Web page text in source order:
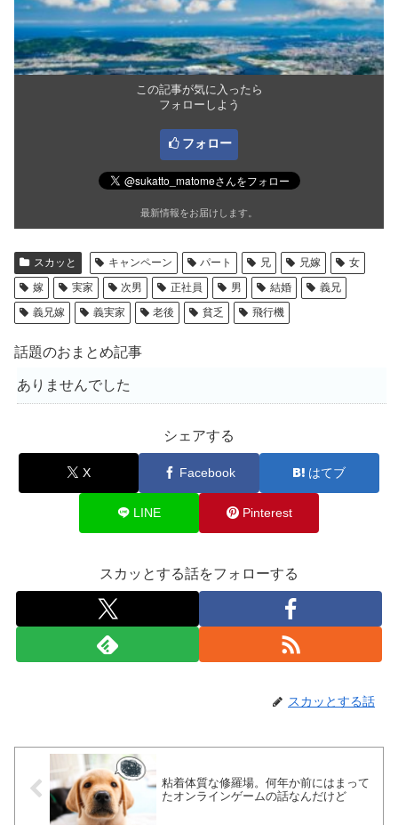
この記事が気に入ったら
フォローしよう
フォロー
最新情報をお届けします。
スカッと キャンペーン パート 兄 兄嫁
女
嫁
実家 次男 正社員 男 結婚
義兄
義兄嫁
義実家 老後 貧乏 飛行機
話題のおまとめ記事
ありませんでした
シェアする
X Facebook はてブ
LINE Pinterest
スカッとする話をフォローする
スカッとする話
粘着体質な修羅場。何年か前にはまって
たオンラインゲームの話なんだけど